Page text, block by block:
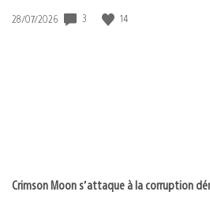
Date
28/07/2026 3 14
Crimson Moon s’attaque à la corruption